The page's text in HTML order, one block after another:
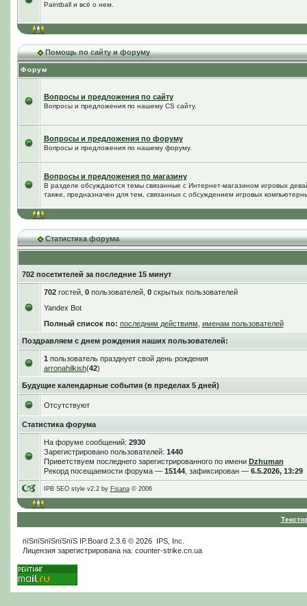
Paintball и всё о нем.
Помощь по сайту и форуму
Форум
Вопросы и предложения по сайту
Вопросы и предложения по нашему CS сайту.
Вопросы и предложения по форуму
Вопросы и предложения по нашему форуму.
Вопросы и предложения по магазину
В разделе обсуждаются темы связанные с Интернет-магазином игровых
также, предназначен для тем, связанных с обсуждением игровых
Статистика форума
702 посетителей за последние 15 минут
702гостей, 0пользователей, 0скрытых пользователей
Yandex Bot
Полный список по: последним действиям именам пользователей
Поздравляем с днем рождения наших пользователей:
1 пользователь празднует свой день рождения
arronahilkish(42)
Будущие календарные события (в пределах 5 дней)
Отсутствуют
Статистика форума
На форуме сообщений: 2930
Зарегистрировано пользователей: 1440
Приветствуем последнего зарегистрированного по имени Dzhuman
Рекорд посещаемости форума — 15144, зафиксирован — 6.5.2026, 13:29
IPB SEO style v2.2 by Fisana© 2006
пїЅпїЅпїЅпїЅпїЅ IP.Board2.3.6 © 2026 IPS, Inc
Лицензия зарегистрирована на: counter-strike.cn.ua